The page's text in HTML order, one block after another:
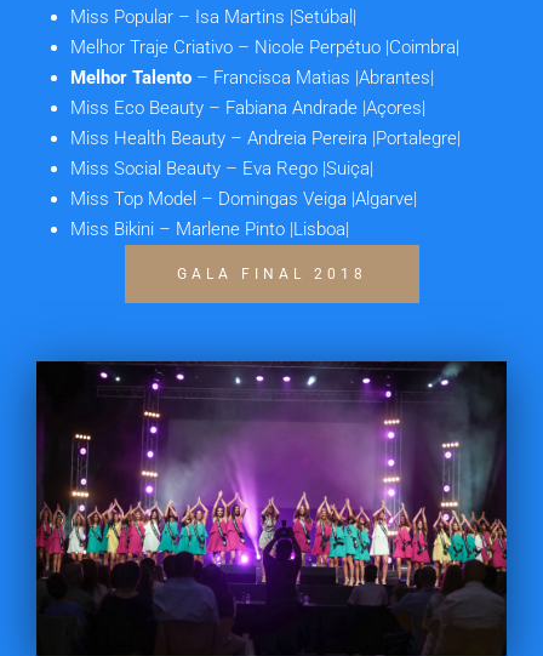
Miss Popular – Isa Martins |Setúbal|
Melhor Traje Criativo – Nicole Perpétuo |Coimbra|
Melhor Talento – Francisca Matias |Abrantes|
Miss Eco Beauty – Fabiana Andrade |Açores|
Miss Health Beauty – Andreia Pereira |Portalegre|
Miss Social Beauty – Eva Rego |Suiça|
Miss Top Model – Domingas Veiga |Algarve|
Miss Bikini – Marlene Pinto |Lisboa|
GALA FINAL 2018